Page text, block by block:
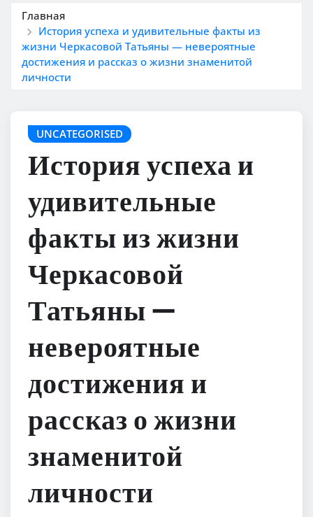
Главная
История успеха и удивительные факты из
жизни Черкасовой Татьяны — невероятные
достижения и рассказ о жизни знаменитой
личности
UNCATEGORISED
История успеха и
удивительные
факты из жизни
Черкасовой
Татьяны —
невероятные
достижения и
рассказ о жизни
знаменитой
личности